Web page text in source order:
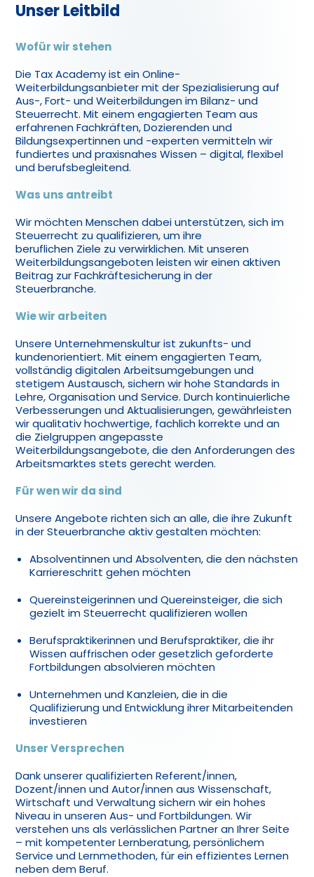
Unser Leitbild
Wofür wir stehen
Die Tax Academy ist ein Online-
Weiterbildungsanbieter mit der Spezialisierung auf
Aus-, Fort- und Weiterbildungen im Bilanz- und
Steuerrecht. Mit einem engagierten Team aus
erfahrenen Fachkräften, Dozierenden und
Bildungsexpertinnen und -experten vermitteln wir
fundiertes und praxisnahes Wissen – digital, flexibel
und berufsbegleitend.
Was uns antreibt
Wir möchten Menschen dabei unterstützen, sich im
Steuerrecht zu qualifizieren, um ihre
beruflichen Ziele zu verwirklichen. Mit unseren
Weiterbildungsangeboten leisten wir einen aktiven
Beitrag zur Fachkräftesicherung in der
Steuerbranche.
Wie wir arbeiten
Unsere Unternehmenskultur ist zukunfts- und
kundenorientiert. Mit einem engagierten Team,
vollständig digitalen Arbeitsumgebungen und
stetigem Austausch, sichern wir hohe Standards in
Lehre, Organisation und Service. Durch kontinuierliche
Verbesserungen und Aktualisierungen, gewährleisten
wir qualitativ hochwertige, fachlich korrekte und an
die Zielgruppen angepasste
Weiterbildungsangebote, die den Anforderungen des
Arbeitsmarktes stets gerecht werden.
Für wen wir da sind
Unsere Angebote richten sich an alle, die ihre Zukunft
in der Steuerbranche aktiv gestalten möchten:
Absolventinnen und Absolventen, die den nächsten
Karriereschritt gehen möchten
Quereinsteigerinnen und Quereinsteiger, die sich
gezielt im Steuerrecht qualifizieren wollen
Berufspraktikerinnen und Berufspraktiker, die ihr
Wissen auffrischen oder gesetzlich geforderte
Fortbildungen absolvieren möchten
Unternehmen und Kanzleien, die in die
Qualifizierung und Entwicklung ihrer Mitarbeitenden
investieren
Unser Versprechen
Dank unserer qualifizierten Referent/innen,
Dozent/innen und Autor/innen aus Wissenschaft,
Wirtschaft und Verwaltung sichern wir ein hohes
Niveau in unseren Aus- und Fortbildungen. Wir
verstehen uns als verlässlichen Partner an Ihrer Seite
– mit kompetenter Lernberatung, persönlichem
Service und Lernmethoden, für ein effizientes Lernen
neben dem Beruf.